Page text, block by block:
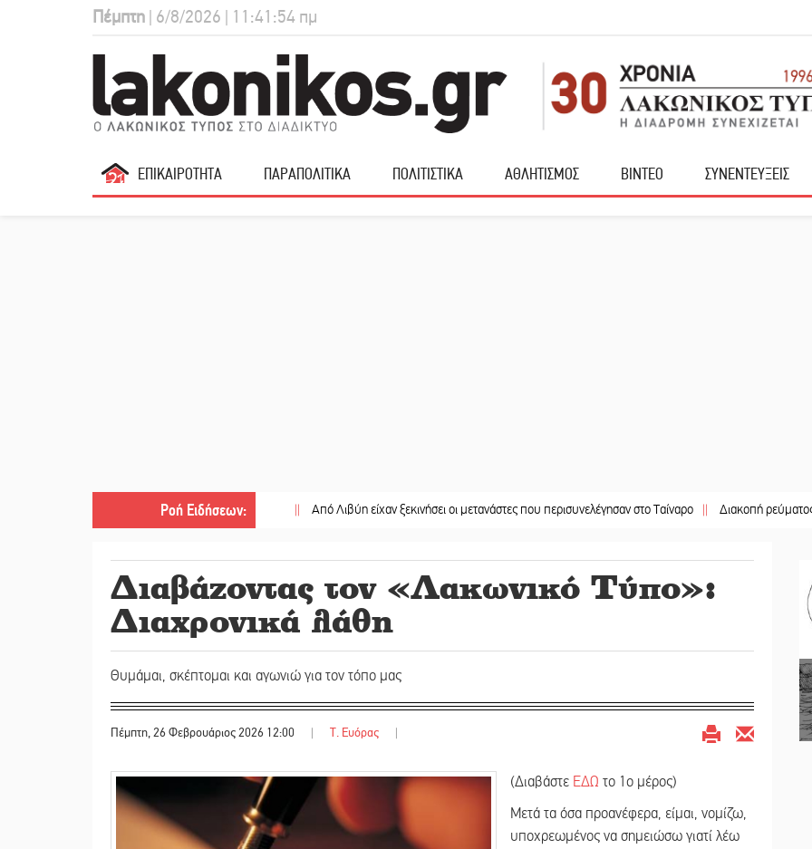
Πέμπτη | 6/8/2026 | 11:41:55 πμ
ΕΠΙΚΑΙΡΟΤΗΤΑ ΠΑΡΑΠΟΛΙΤΙΚΑ ΠΟΛΙΤΙΣΤΙΚΑ ΑΘΛΗΤΙΣΜΟΣ ΒΙΝΤΕΟ ΣΥΝΕΝΤΕΥΞΕΙΣ
Ροή Ειδήσεων:
|| Από Λιβύη είχαν ξεκινήσει οι μετανάστες που περισυνελέγησαν στο Ταίναρο || Διακοπή ρεύματος στην
Διαβάζοντας τον «Λακωνικό Τύπο»:
Διαχρονικά λάθη
Θυμάμαι, σκέπτομαι και αγωνιώ για τον τόπο μας
Πέμπτη, 26 Φεβρουάριος 2026 12:00 | T. Ευόρας |
(Διαβάστε ΕΔΩ το 1ο μέρος)
Μετά τα όσα προανέφερα, είμαι, νομίζω,
υποχρεωμένος να σημειώσω γιατί λέω